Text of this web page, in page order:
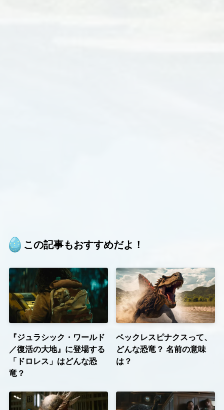
この記事もおすすめだよ！
『ジュラシック・ワールド
／復活の大地』に登場する
「ドロレス」はどんな恐
竜？
ベックレスピナクスって、
どんな恐竜？ 名前の意味
は？